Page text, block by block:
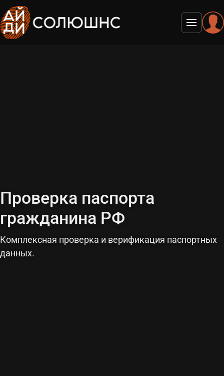
Меню
Проверка паспорта
гражданина РФ
Комплексная проверка и верификация паспортных
данных.